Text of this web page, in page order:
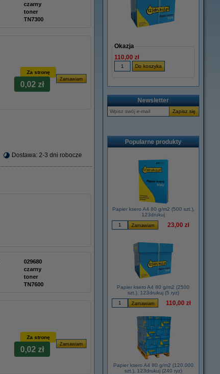
czarny
toner
TN7300
Za stronę
0,02 zł
Dostawa: 2-3 dni robocze
029680
czarny
toner
TN7600
Za stronę
0,02 zł
Okazja
110,00 zł
Newsletter
Popularne produkty
Papier ksero A4 80 g/m2 (500 szt.),
123drukuj
23,00 zł
Papier ksero A4 80 g/m2 (2500
szt.), 123drukuj (5 ryz)
110,00 zł
Papier ksero A4 80 g/m2 (120.000
szt.), 123drukuj (240 ryz)